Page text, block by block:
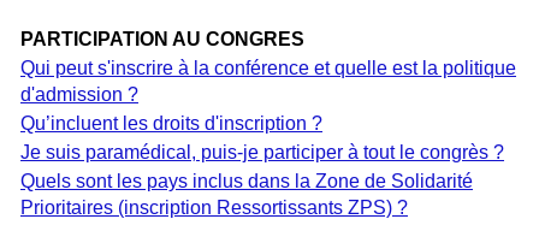
PARTICIPATION AU CONGRES
Qui peut s'inscrire à la conférence et quelle est la politique
d'admission ?
Qu’incluent les droits d'inscription ?
Je suis paramédical, puis-je participer à tout le congrès ?
Quels sont les pays inclus dans la Zone de Solidarité
Prioritaires (inscription Ressortissants ZPS) ?